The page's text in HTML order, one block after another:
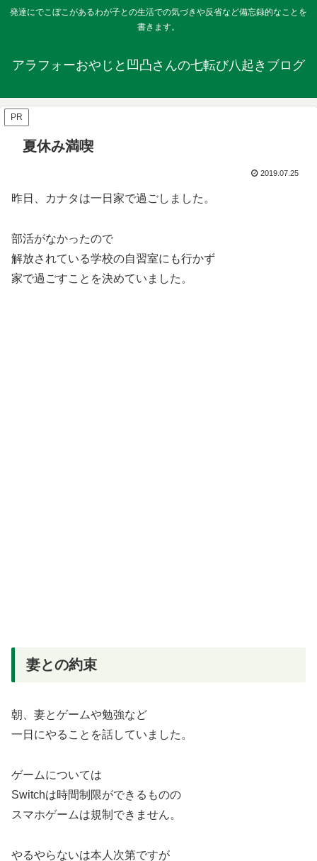
発達にでこぼこがあるわが子との生活での気づきや反省など備忘録的なことを
書きます。
アラフォーおやじと凹凸さんの七転び八起きブログ
PR
夏休み満喫
2019.07.25
昨日、カナタは一日家で過ごしました。
部活がなかったので
解放されている学校の自習室にも行かず
家で過ごすことを決めていました。
妻との約束
朝、妻とゲームや勉強など
一日にやることを話していました。
ゲームについては
Switchは時間制限ができるものの
スマホゲームは規制できません。
やるやらないは本人次第ですが